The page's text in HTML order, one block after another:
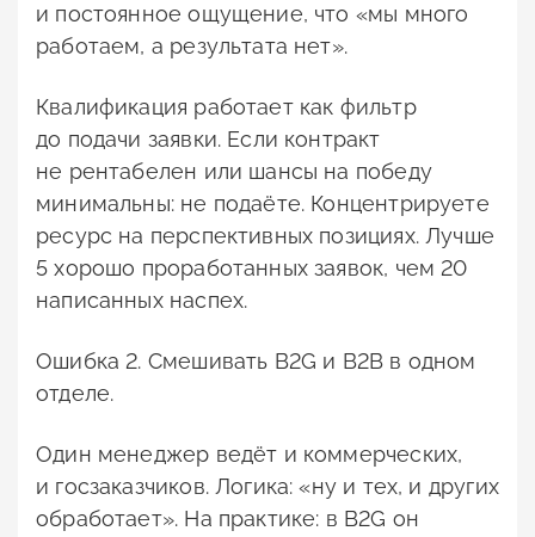
и постоянное ощущение, что «мы много
работаем, а результата нет».
Квалификация работает как фильтр
до подачи заявки. Если контракт
не рентабелен или шансы на победу
минимальны: не подаёте. Концентрируете
ресурс на перспективных позициях. Лучше
5 хорошо проработанных заявок, чем 20
написанных наспех.
Ошибка 2. Смешивать B2G и B2B в одном
отделе.
Один менеджер ведёт и коммерческих,
и госзаказчиков. Логика: «ну и тех, и других
обработает». На практике: в B2G он